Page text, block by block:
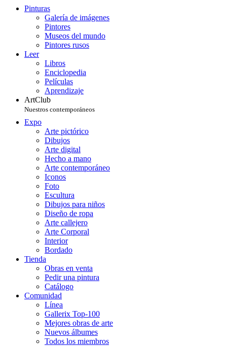
Pinturas
Galería de imágenes
Pintores
Museos del mundo
Pintores rusos
Leer
Libros
Enciclopedia
Películas
Aprendizaje
ArtClub
Nuestros contemporáneos
Expo
Arte pictórico
Dibujos
Arte digital
Hecho a mano
Arte contemporáneo
Iconos
Foto
Escultura
Dibujos para niños
Diseño de ropa
Arte callejero
Arte Corporal
Interior
Bordado
Tienda
Obras en venta
Pedir una pintura
Catálogo
Comunidad
Línea
Gallerix Top-100
Mejores obras de arte
Nuevos álbumes
Todos los miembros